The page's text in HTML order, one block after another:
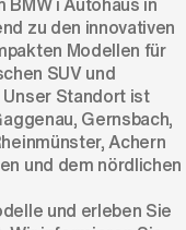
zu den innovativen
Modellen für
SUV und
Standort ist
Gernsbach,
Achern
und dem nördlichen
und erleben Sie